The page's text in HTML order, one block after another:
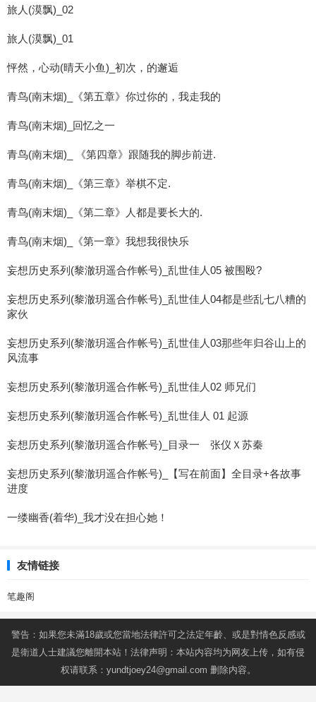
旅人(漠飘)_02
旅人(漠飘)_01
怦然，心动(晴天小鱼)_初次，的邂逅
青鸟(南末烟)_《第五章》你过你的，我走我的
青鸟(南末烟)_回忆之一
青鸟(南末烟)_ 《第四章》跟随我的脚步前进.
青鸟(南末烟)_《第三章》举棋不定.
青鸟(南末烟)_《第二章》人都是要长大的.
青鸟(南末烟)_《第一章》我想我很快乐
妄想历史系列(黎澈玥遥合作帐号)_乱世佳人05 被围殴?
妄想历史系列(黎澈玥遥合作帐号)_乱世佳人04都是些乱七八糟的
家伙
妄想历史系列(黎澈玥遥合作帐号)_乱世佳人03那些年归谷山上的
风流事
妄想历史系列(黎澈玥遥合作帐号)_乱世佳人02 师兄们
妄想历史系列(黎澈玥遥合作帐号)_乱世佳人 01 起源
妄想历史系列(黎澈玥遥合作帐号)_目录一 张仪Ｘ苏秦
妄想历史系列(黎澈玥遥合作帐号)_【写在前面】全目录+各故事
进度
一缕幽香(着华)_我才没在担心她！
友情链接
笔趣阁
警告：如果您未滿18歲或您當地法律許可之法定年齡、或是對情色反感或
是衛道人士建議您離開本站！法律声明：本站内容均为网友上传，如有侵
权请联系： yundtjoey24@gmail.com 删除内容。